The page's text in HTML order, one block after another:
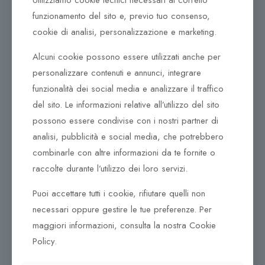
ma includendo anche gesti, modi, comportamenti e
atteggiamenti; uno stile che va oltre la somma delle sue
parti, e ben oltre il “cosa uno indossa”.
Semplicità, purismo e raffinata bellezza sono il fulcro
dell’estetica di Emporio Armani. Il marchio esprime
vitalità e un atteggiamento spensierato, possiede un
fascino particolare ed una speciale allure.
Prodotti correlati
260,00€
Collana Tsars Collection
390,00
Collana Tsars Collection
funzionamento del sito e, previo tuo consenso,
cookie di analisi, personalizzazione e marketing.
Alcuni cookie possono essere utilizzati anche per
personalizzare contenuti e annunci, integrare
funzionalità dei social media e analizzare il traffico
del sito. Le informazioni relative all’utilizzo del sito
possono essere condivise con i nostri partner di
analisi, pubblicità e social media, che potrebbero
combinarle con altre informazioni da te fornite o
raccolte durante l’utilizzo dei loro servizi.
Puoi accettare tutti i cookie, rifiutare quelli non
necessari oppure gestire le tue preferenze. Per
maggiori informazioni, consulta la nostra Cookie
Policy.